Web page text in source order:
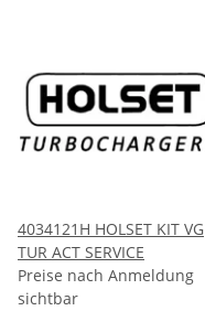
4034121H HOLSET KIT VG
TUR ACT SERVICE
Preise nach Anmeldung
sichtbar